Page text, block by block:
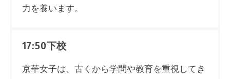
力を養います。
17:50下校
京華女子は、古くから学問や教育を重視してき